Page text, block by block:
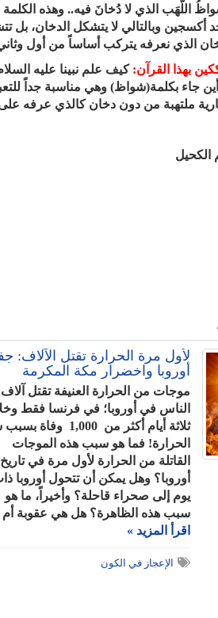
اللَّهَب الذي لا دُخانَ فيه.. وهذه
أكسجين وبالتالي لا يتشكل الدخان، بل
الذي نعرفه يتركب أساساً من أول
بهذا القرآن: كيف علم نبينا عليه
جاء بكلمة(شواظ) وهي مناسبة جداً
ملتهبة من دون دخان كالذي عرفه
الكحيل
لأول مرة الحرارة تقتل الآلاف:
أوروبا واخضرار مكة المكرمة
موجات من الحرارة العنيفة تقتل آلاف
الناس في أوروبا؛ في فرنسا فقط
ثلاثة أيام أكثر من 1,000
الحرارة! فما هو سبب هذه الموجات
القاتلة من الحرارة لأول مرة في تاريخ
أوروبا؟ وهل يمكن أن تتحول أوروبا
يوم إلى صحراء قاحلة؟ وأخيراً، ما هو
سبب هذه الظاهرة؟ هل هي عقوبة
اقرأ المزيد »
الإعجاز في الكون